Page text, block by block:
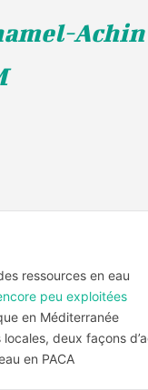
Achin
ressources en eau
peu exploitées
en Méditerranée
deux façons
en PACA